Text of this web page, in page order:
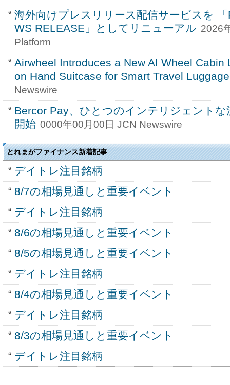
海外向けプレスリリース配信サービスを
WS RELEASE」としてリニューアル 2026
Platform
Airwheel Introduces a New AI Wheel Cabin
on Hand Suitcase for Smart Travel Luggage
Newswire
Bercor Pay、ひとつのインテリジェントな
開始 0000年00月00日 JCN Newswire
とれまがファイナンス新着記事
デイトレ注目銘柄
8/7の相場見通しと重要イベント
デイトレ注目銘柄
8/6の相場見通しと重要イベント
8/5の相場見通しと重要イベント
デイトレ注目銘柄
8/4の相場見通しと重要イベント
デイトレ注目銘柄
8/3の相場見通しと重要イベント
デイトレ注目銘柄